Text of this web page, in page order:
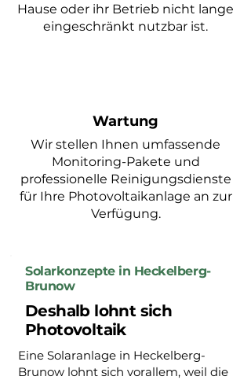
Hause oder ihr Betrieb nicht lange
eingeschränkt nutzbar ist.
Wartung
Wir stellen Ihnen umfassende
Monitoring-Pakete und
professionelle Reinigungsdienste
für Ihre Photovoltaikanlage an zur
Verfügung.
Solarkonzepte in Heckelberg-
Brunow
Deshalb lohnt sich
Photovoltaik
Eine Solaranlage in Heckelberg-
Brunow lohnt sich vorallem, weil die